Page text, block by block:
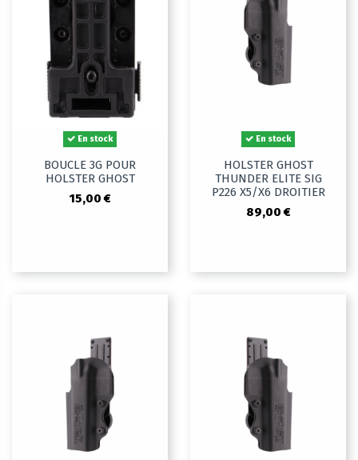
En stock
BOUCLE 3G POUR
HOLSTER GHOST
15,00 €
En stock
HOLSTER GHOST
THUNDER ELITE SIG
P226 X5/X6 DROITIER
89,00 €